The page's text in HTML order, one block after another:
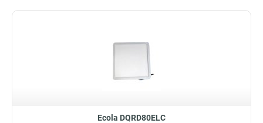
Ecola DQRD80ELC